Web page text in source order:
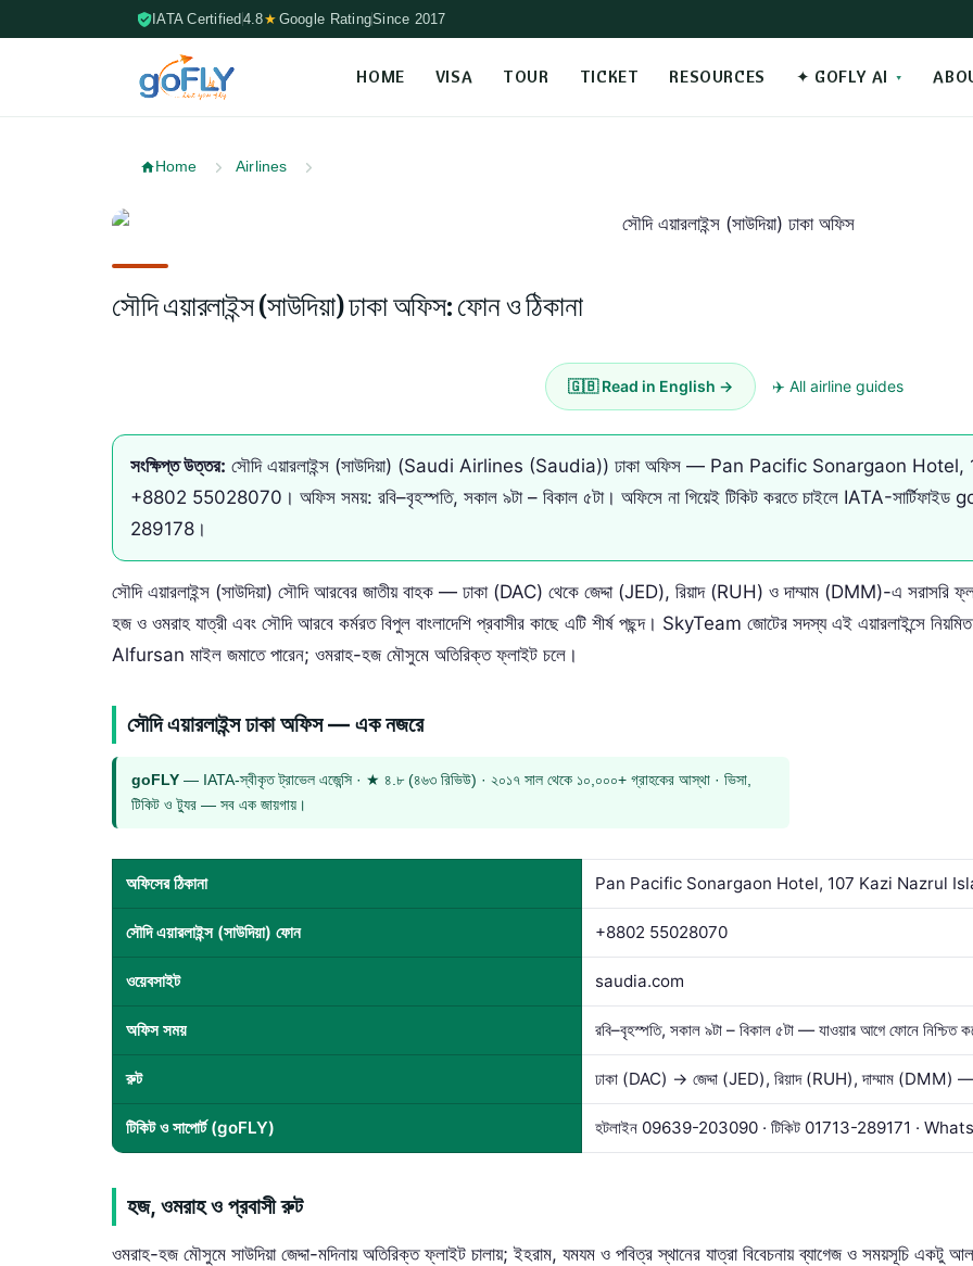
IATA Certified 4.8★ Google RatingSince 2017
HOME VISA TOUR TICKET RESOURCES ✦ GOFLY AI
Home Airlines
সৌদি এয়ারলাইন্স (সাউদিয়া) ঢাকা অফিস: ফোন ও ঠিকানা
🇬🇧 Read in English → ✈️ All airline guides
সংক্ষিপ্ত উত্তর: সৌদি এয়ারলাইন্স (সাউদিয়া) (Saudi Airlines (Saudia)) ঢাকা অফিস — Pan Pacific Sonargaon
+8802 55028070 । অফিস সময়: রবি–বৃহস্পতি, সকাল ৯টা – বিকাল ৫টা। অফিসে না গিয়েই টিকিট করতে চাইলে IATA-সার্টিফাইড
289178 ।
সৌদি এয়ারলাইন্স (সাউদিয়া) সৌদি আরবের জাতীয় বাহক — ঢাকা (DAC) থেকে জেদ্দা (JED), রিয়াদ (RUH) ও দাম্মাম (DMM)-এ সরাসরি
হজ ও ওমরাহ যাত্রী এবং সৌদি আরবে কর্মরত বিপুল বাংলাদেশি প্রবাসীর কাছে এটি শীর্ষ পছন্দ। SkyTeam জোটের সদস্য এই এয়ারলাইন্সে নিয়মিত
Alfursan মাইল জমাতে পারেন; ওমরাহ-হজ মৌসুমে অতিরিক্ত ফ্লাইট চলে।
সৌদি এয়ারলাইন্স ঢাকা অফিস — এক নজরে
goFLY — IATA-স্বীকৃত ট্রাভেল এজেন্সি · ★ ৪.৮ (৪৬৩ রিভিউ) · ২০১৭ সাল থেকে ১০,০০০+ গ্রাহকের আস্থা · ভিসা,
টিকিট ও ট্যুর — সব এক জায়গায়।
অফিসের ঠিকানা Pan Pacific Sonargaon Hotel, 107 Kazi Nazrul
সৌদি এয়ারলাইন্স (সাউদিয়া) ফোন +8802 55028070
ওয়েবসাইট saudia.com
অফিস সময় রবি–বৃহস্পতি, সকাল ৯টা – বিকাল ৫টা — যাওয়ার আগে ফোনে নিশ্চিত
রুট ঢাকা (DAC) → জেদ্দা (JED), রিয়াদ (RUH), দাম্মাম (DMM) —
টিকিট ও সাপোর্ট (goFLY) হটলাইন 09639-203090 · টিকিট 01713-289171 ·
হজ, ওমরাহ ও প্রবাসী রুট
ওমরাহ-হজ মৌসুমে সাউদিয়া জেদ্দা-মদিনায় অতিরিক্ত ফ্লাইট চালায়; ইহরাম, যমযম ও পবিত্র স্থানের যাত্রা বিবেচনায় ব্যাগেজ ও সময়সূচি একটু